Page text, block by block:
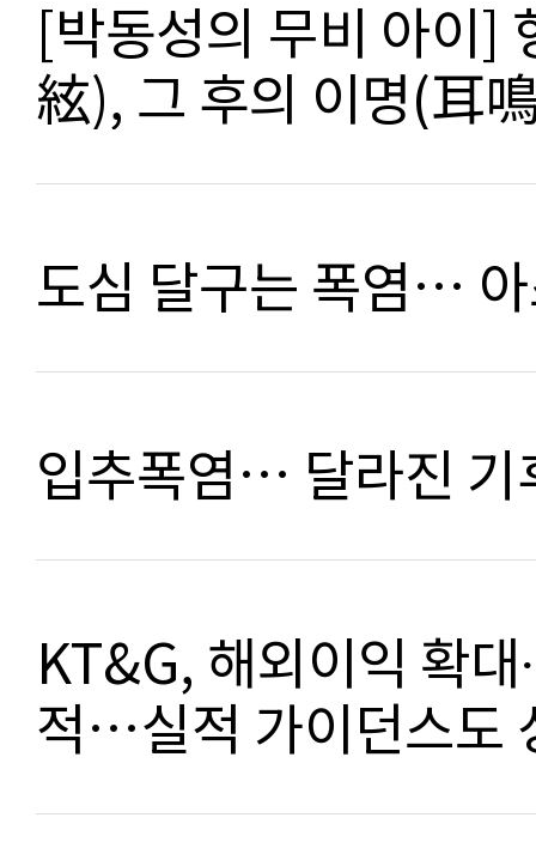
[박동성의 무비 아이]
絃), 그 후의 이명(耳
도심 달구는 폭염…
입추폭염… 달라진 기
KT&G, 해외이익 확
적…실적 가이던스도